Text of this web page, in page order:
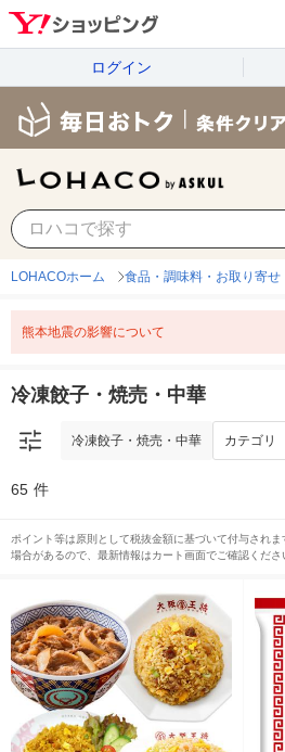
ログイン
冷凍餃子・焼売・中華
LOHACOホーム 食品・調味料・お取り寄せ
熊本地震の影響について
冷凍餃子・焼売・中華
冷凍餃子・焼売・中華 カテゴリ
65 件
ポイント等は原則として税抜金額に基づいて付与され
場合があるので、最新情報はカート画面でご確認くださ